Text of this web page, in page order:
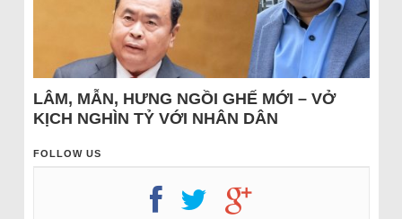
LÂM, MẪN, HƯNG NGỒI GHẾ MỚI – VỞ
KỊCH NGHÌN TỶ VỚI NHÂN DÂN
FOLLOW US